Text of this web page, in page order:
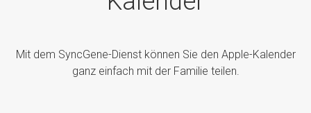
Mit dem SyncGene-Dienst können Sie den Apple-Kalender
ganz einfach mit der Familie teilen.